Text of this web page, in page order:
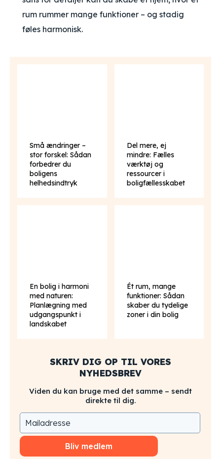
rum rummer mange funktioner – og stadig
føles harmonisk.
Små ændringer –
stor forskel: Sådan
forbedrer du
boligens
helhedsindtryk
Del mere, ej
mindre: Fælles
værktøj og
ressourcer i
boligfællesskabet
En bolig i harmoni
med naturen:
Planlægning med
udgangspunkt i
landskabet
Ét rum, mange
funktioner: Sådan
skaber du tydelige
zoner i din bolig
SKRIV DIG OP TIL VORES
NYHEDSBREV
Viden du kan bruge med det samme – sendt
direkte til dig.
Bliv medlem